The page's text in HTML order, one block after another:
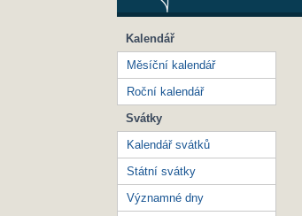
Kalendář
Měsíční kalendář
Roční kalendář
Svátky
Kalendář svátků
Státní svátky
Významné dny